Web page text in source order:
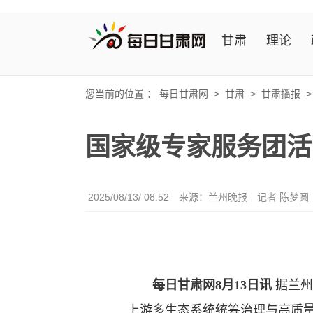
甘肃 理论
您当前的位置 ： 每日甘肃网 > 甘肃 > 甘肃播报
国家级专家服务团
2025/08/13/ 08:52 来源：兰州晚报 记者 陈梦圆
每日甘肃网8月13日讯 据兰